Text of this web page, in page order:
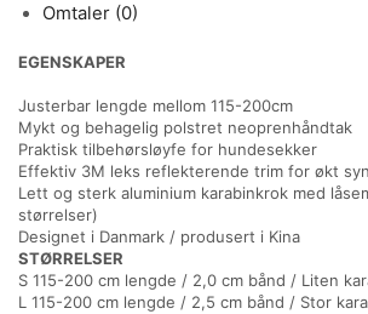
Omtaler (0)
EGENSKAPER
Justerbar lengde mellom 115-200cm
Mykt og behagelig polstret neoprenhåndtak
Praktisk tilbehørsløyfe for hundesekker
Effektiv 3M leks reflekterende trim for økt
Lett og sterk aluminium karabinkrok med
størrelser)
Designet i Danmark / produsert i Kina
STØRRELSER
S 115-200 cm lengde / 2,0 cm bånd / Liten
L 115-200 cm lengde / 2,5 cm bånd / Stor